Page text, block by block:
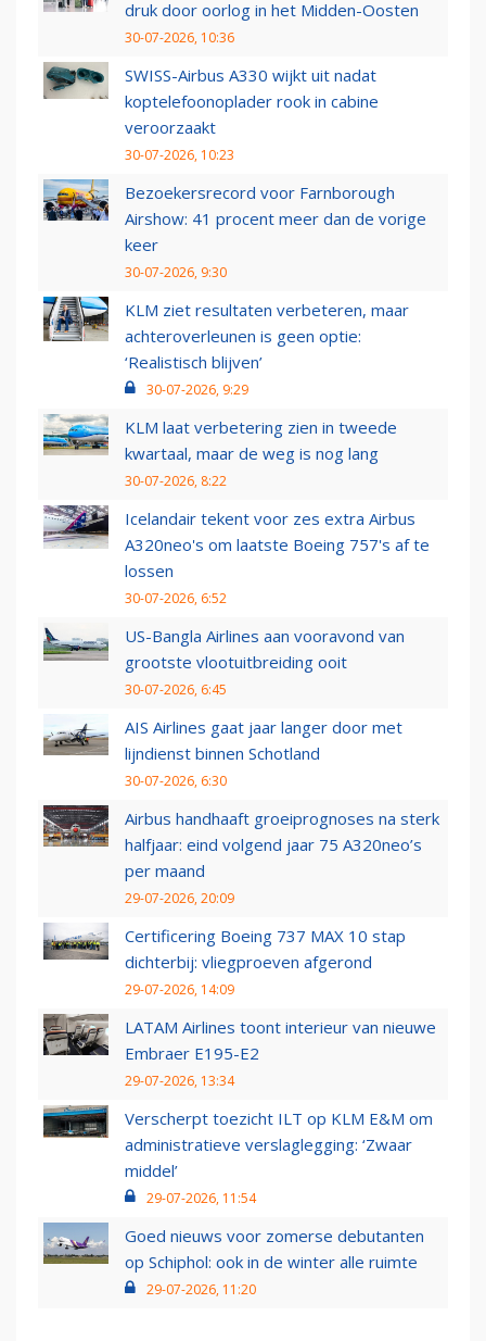
druk door oorlog in het Midden-Oosten
30-07-2026, 10:36
SWISS-Airbus A330 wijkt uit nadat
koptelefoonoplader rook in cabine
veroorzaakt
30-07-2026, 10:23
Bezoekersrecord voor Farnborough
Airshow: 41 procent meer dan de vorige
keer
30-07-2026, 9:30
KLM ziet resultaten verbeteren, maar
achteroverleunen is geen optie:
‘Realistisch blijven’
30-07-2026, 9:29
KLM laat verbetering zien in tweede
kwartaal, maar de weg is nog lang
30-07-2026, 8:22
Icelandair tekent voor zes extra Airbus
A320neo's om laatste Boeing 757's af te
lossen
30-07-2026, 6:52
US-Bangla Airlines aan vooravond van
grootste vlootuitbreiding ooit
30-07-2026, 6:45
AIS Airlines gaat jaar langer door met
lijndienst binnen Schotland
30-07-2026, 6:30
Airbus handhaaft groeiprognoses na sterk
halfjaar: eind volgend jaar 75 A320neo’s
per maand
29-07-2026, 20:09
Certificering Boeing 737 MAX 10 stap
dichterbij: vliegproeven afgerond
29-07-2026, 14:09
LATAM Airlines toont interieur van nieuwe
Embraer E195-E2
29-07-2026, 13:34
Verscherpt toezicht ILT op KLM E&M om
administratieve verslaglegging: ‘Zwaar
middel’
29-07-2026, 11:54
Goed nieuws voor zomerse debutanten
op Schiphol: ook in de winter alle ruimte
29-07-2026, 11:20